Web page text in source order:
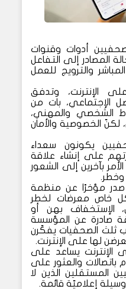
أدوات وقنوات
المصادر إلى التفاعل
والترويج للعمل
الإنترنت، وتدفق
الإجتماعي، بات من
الشخصي والمهني،
الخصوصية والأمان
يكونون سعداء
على إنشاء علاقة
بآخرين إلى الشعور
صدر مؤخرًا عن منظمة
خاص معرضات لخطر
الإستخفاف بهن أو
صادرة عن المؤسسة
ثلث الصحفيات يفكّرن
لها على الإنترنت.
الإنترنت يساعد على
باتصالات والعثور على
المستقلين الذين لا
إعلاميّة قائمة.